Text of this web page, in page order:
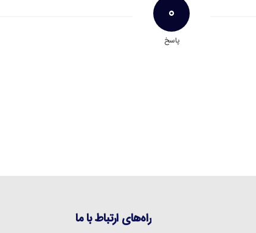
0
پاسخ
راه‌های ارتباط با ما